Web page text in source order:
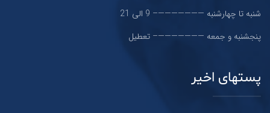
شنبه تا چهارشنبه ———————– 9 الی 21
پنجشنبه و جمعه ———————– تعطیل
پستهای اخیر